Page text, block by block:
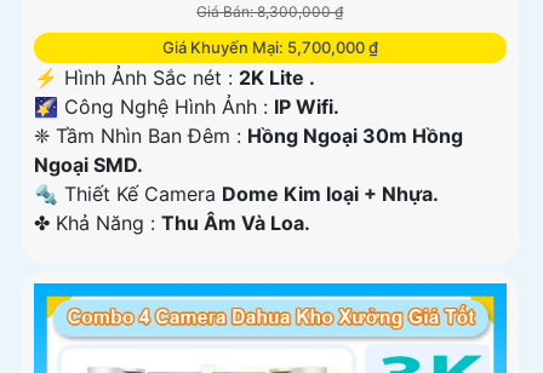
Giá Bán: 8,300,000 ₫
Giá Khuyến Mại: 5,700,000 ₫
️⚡ Hình Ảnh Sắc nét : 2K Lite .
🌠 Công Nghệ Hình Ảnh : IP Wifi.
❈ Tầm Nhìn Ban Đêm : Hồng Ngoại 30m Hồng
Ngoại SMD.
🔩 Thiết Kế Camera Dome Kim loại + Nhựa.
️✤ Khả Năng : Thu Âm Và Loa.